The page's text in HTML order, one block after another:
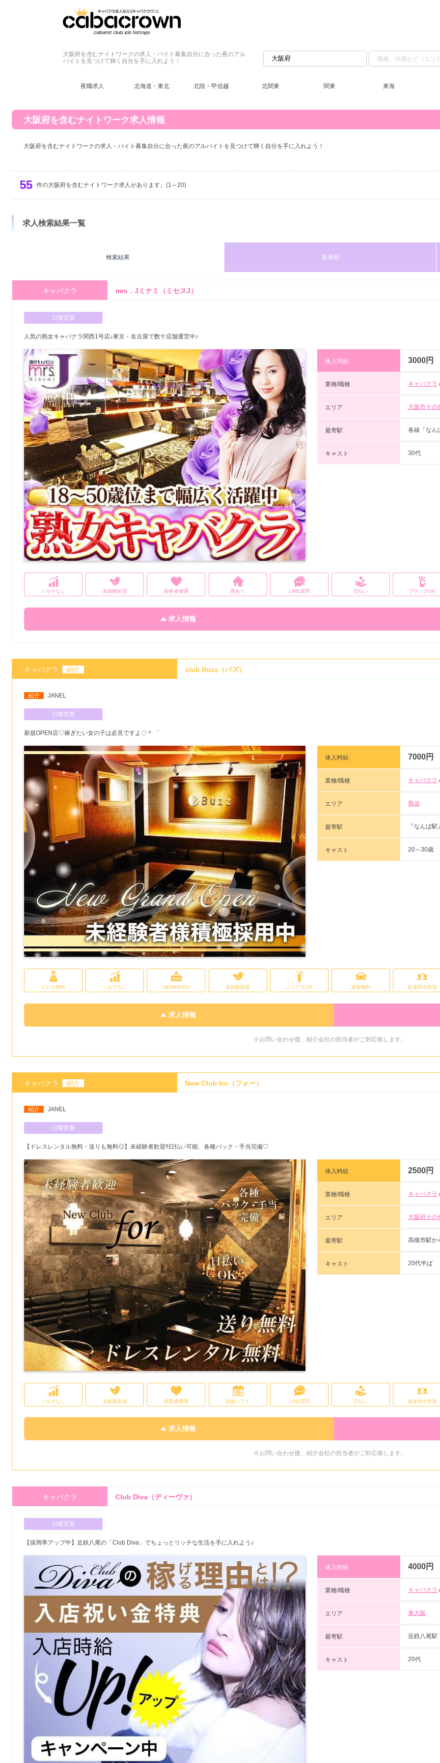
大阪府を含むナイトワークの求人・バイト募集自分に合った夜のアル
バイトを見つけて輝く自分を手に入れよう！
夜職求人 北海道・東北 北陸・甲信越 北関東 関東 東海
大阪府を含むナイトワーク求人情報
大阪府を含むナイトワークの求人・バイト募集自分に合った夜のアルバイトを見つけて輝く自分を手に入れよう！
55 件の大阪府を含むナイトワーク求人があります。(1～20)
求人検索結果一覧
検索結果 新着順
キャバクラ mrs．Jミナミ（ミセスJ）
日曜営業
人気の熟女キャバクラ関西1号店♪東京・名古屋で数十店舗運営中♪
体入時給 3000円
業種/職種 キャバクラ
エリア 大阪市その
最寄駅 各線「なん
キャスト 30代
ノルマなし 未経験歓迎 経験者優遇 寮あり LINE質問 日払い ブランクOK
求人情報
キャバクラ 紹介 club Buzz（バズ）
紹介 JANEL
日曜営業
新規OPEN店♡稼ぎたい女の子は必見ですよ◇＊゜
体入時給 7000円
業種/職種 キャバクラ
エリア 難波
最寄駅 『なんば
キャスト 20～30歳
ドレス無料 ノルマなし NEWOPEN 未経験歓迎 ノンアルOK 送迎無料 友達同士歓迎
求人情報
※お問い合わせ後、紹介会社の担当者がご対応致します。
キャバクラ 紹介 New Club for（フォー）
紹介 JANEL
日曜営業
【ドレスレンタル無料・送りも無料◎】未経験者歓迎!!日払い可能、各種バック・手当完備♡
体入時給 2500円
業種/職種 キャバクラ
エリア 大阪府その
最寄駅 高槻市駅か
キャスト 20代半ば
ノルマなし 未経験歓迎 経験者優遇 自由シフト LINE質問 日払い 友達同士歓迎
求人情報
※お問い合わせ後、紹介会社の担当者がご対応致します。
キャバクラ Club Diva（ディーヴァ）
日曜営業
【採用率アップ中】近鉄八尾の「Club Diva」でちょっとリッチな生活を手に入れよう♪
体入時給 4000円
業種/職種 キャバクラ
エリア 東大阪
最寄駅 近鉄八尾駅
キャスト 20代